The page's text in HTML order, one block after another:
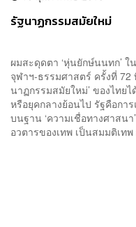
รัฐนาฏกรรมสมัยใหม่
ผมสะดุดตา ‘หุ่นยักษ์นนทก’
จุฬาฯ-ธรรมศาสตร์ ครั้งที่ 72
นาฏกรรมสมัยใหม่’ ของไท
หรือยุคกลางย้อนไป รัฐคือกา
บนฐาน ‘ความเชื่อทางศาสน
อวตารของเทพ เป็นสมมติเท